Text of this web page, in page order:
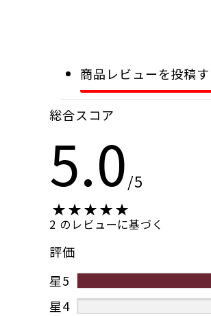
商品レビューを投稿す
総合スコア
5.0/5
2 のレビューに基づく
評価
星5
星4